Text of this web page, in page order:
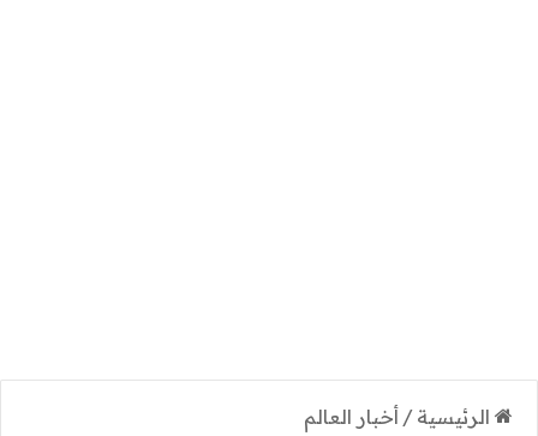
الرئيسية / أخبار العالم